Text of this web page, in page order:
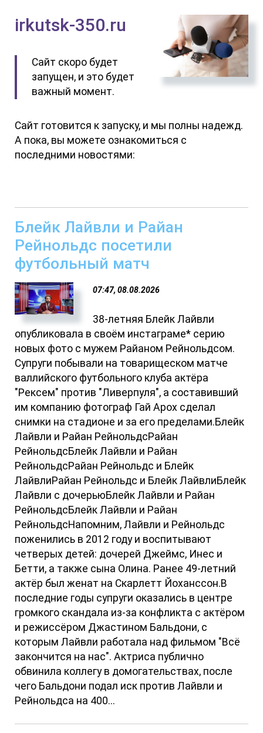
irkutsk-350.ru
Сайт скоро будет
запущен, и это будет
важный момент.
Сайт готовится к запуску, и мы полны надежд.
А пока, вы можете ознакомиться с
последними новостями:
Блейк Лайвли и Райан
Рейнольдс посетили
футбольный матч
07:47, 08.08.2026
38-летняя Блейк Лайвли
опубликовала в своём инстаграме* серию
новых фото с мужем Райаном Рейнольдсом.
Супруги побывали на товарищеском матче
валлийского футбольного клуба актёра
"Рексем" против "Ливерпуля", а составивший
им компанию фотограф Гай Арох сделал
снимки на стадионе и за его пределами.Блейк
Лайвли и Райан РейнольдсРайан
РейнольдсБлейк Лайвли и Райан
РейнольдсРайан Рейнольдс и Блейк
ЛайвлиРайан Рейнольдс и Блейк ЛайвлиБлейк
Лайвли с дочерьюБлейк Лайвли и Райан
РейнольдсБлейк Лайвли и Райан
РейнольдсНапомним, Лайвли и Рейнольдс
поженились в 2012 году и воспитывают
четверых детей: дочерей Джеймс, Инес и
Бетти, а также сына Олина. Ранее 49-летний
актёр был женат на Скарлетт Йоханссон.В
последние годы супруги оказались в центре
громкого скандала из-за конфликта с актёром
и режиссёром Джастином Бальдони, с
которым Лайвли работала над фильмом "Всё
закончится на нас". Актриса публично
обвинила коллегу в домогательствах, после
чего Бальдони подал иск против Лайвли и
Рейнольдса на 400...